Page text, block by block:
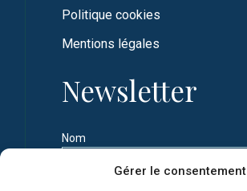
Gérer le consentement
Politique cookies
Mentions légales
Newsletter
Nom